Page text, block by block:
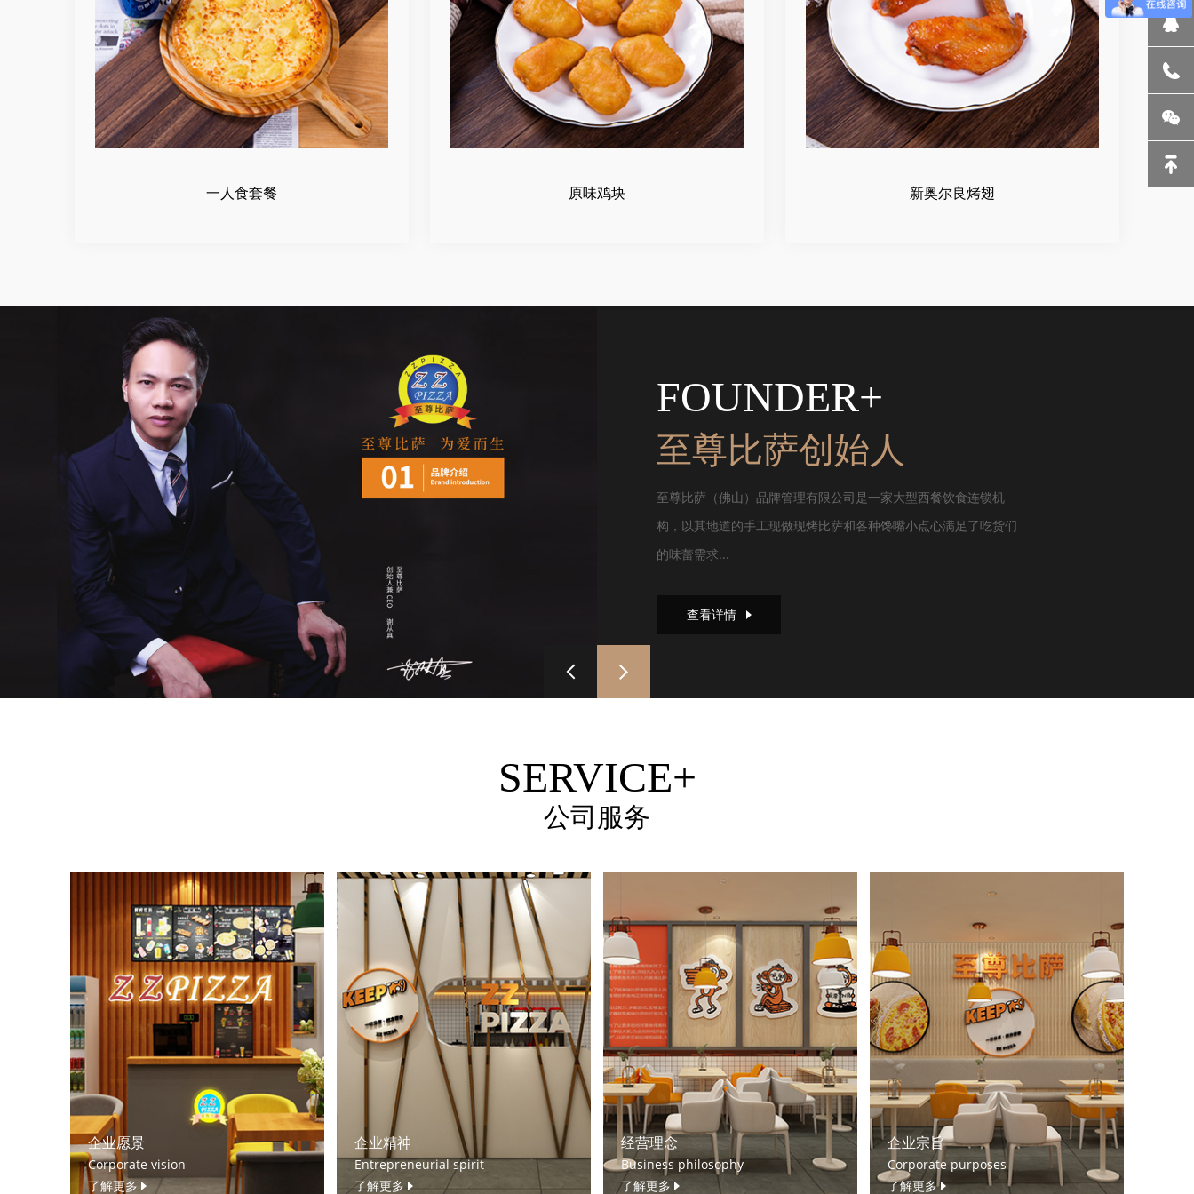
一人食套餐 原味鸡块 新奥尔良烤翅
FOUNDER+
至尊比萨创始人
至尊比萨（佛山）品牌管理有限公司是一家大型西餐饮食连锁机
构，以其地道的手工现做现烤比萨和各种馋嘴小点心满足了吃货们
的味蕾需求...
查看详情
SERVICE+
公司服务
企业愿景
Corporate vision
了解更多
企业精神
Entrepreneurial spirit
了解更多
经营理念
Business philosophy
了解更多
企业宗旨
Corporate purposes
了解更多